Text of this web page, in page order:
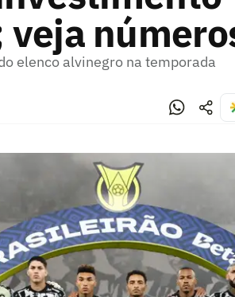
elenco alvinegro na temporada